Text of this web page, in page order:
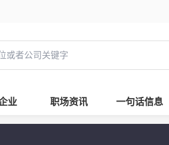
业 职场资讯 一句话信息